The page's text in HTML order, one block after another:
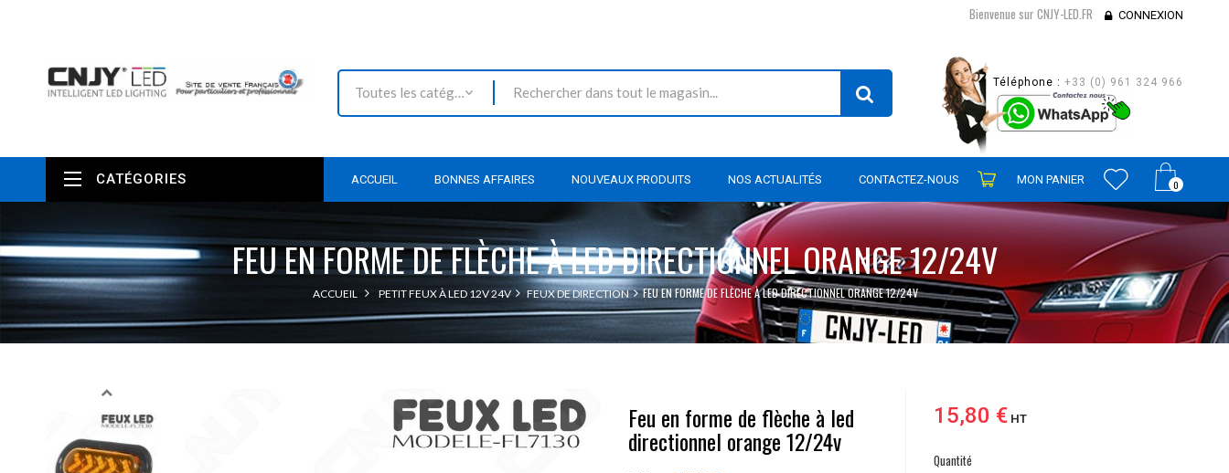
Bienvenue sur CNJY-LED.FR CONNEXION
Toutes les catégories
Téléphone : +33 (0) 961 324 966
0
ACCUEIL BONNES AFFAIRES NOUVEAUX PRODUITS NOS ACTUALITÉS CONTACTEZ-NOUS MON PANIER
CATÉGORIES
FEU EN FORME DE FLÈCHE À LED DIRECTIONNEL ORANGE 12/24V
ACCUEIL PETIT FEUX À LED 12V 24V FEUX DE DIRECTION FEU EN FORME DE FLÈCHE À LED DIRECTIONNEL ORANGE 12/24V
Feu en forme de flèche à led
directionnel orange 12/24v
15,80 €HT
Quantité